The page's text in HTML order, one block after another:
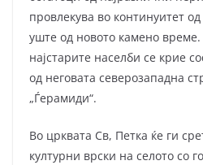
провлекува во континуитет
уште од новото камено
најстарите населби се крие
од неговата северозападна
„Ѓерамиди“.
Во црквата Св, Петка ќе ги
културни врски на селото со